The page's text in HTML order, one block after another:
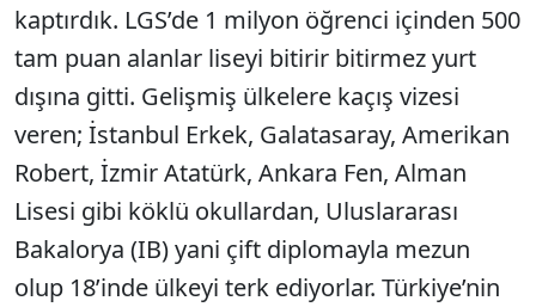
kaptırdık. LGS’de 1 milyon öğrenci içinden 500
tam puan alanlar liseyi bitirir bitirmez yurt
dışına gitti. Gelişmiş ülkelere kaçış vizesi
veren; İstanbul Erkek, Galatasaray, Amerikan
Robert, İzmir Atatürk, Ankara Fen, Alman
Lisesi gibi köklü okullardan, Uluslararası
Bakalorya (IB) yani çift diplomayla mezun
olup 18’inde ülkeyi terk ediyorlar. Türkiye’nin